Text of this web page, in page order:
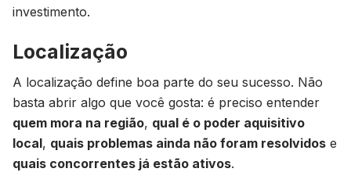
investimento.
Localização
A localização define boa parte do seu sucesso. Não
basta abrir algo que você gosta: é preciso entender
quem mora na região, qual é o poder aquisitivo
local, quais problemas ainda não foram resolvidos e
quais concorrentes já estão ativos.